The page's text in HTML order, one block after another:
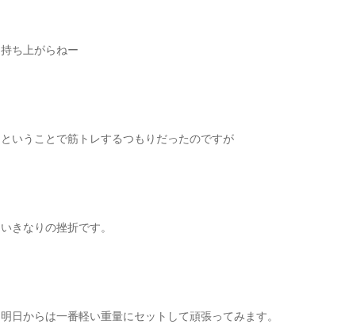
持ち上がらねー
ということで筋トレするつもりだったのですが
いきなりの挫折です。
明日からは一番軽い重量にセットして頑張ってみます。